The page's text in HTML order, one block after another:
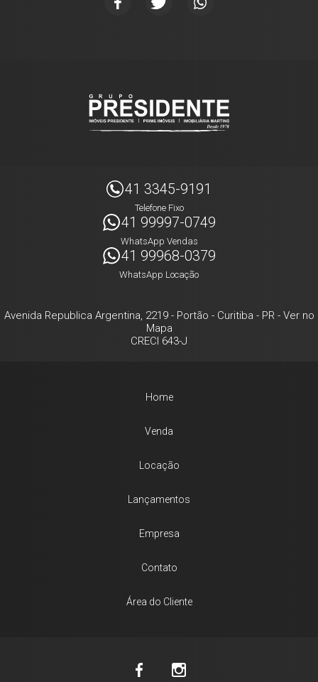
41 3345-9191
Telefone Fixo
41 99997-0749
WhatsApp Vendas
41 99968-0379
WhatsApp Locação
Avenida Republica Argentina, 2219- Portão - Curitiba - PR- Ver no
Mapa
CRECI 643-J
Home
Venda
Locação
Lançamentos
Empresa
Contato
Área do Cliente